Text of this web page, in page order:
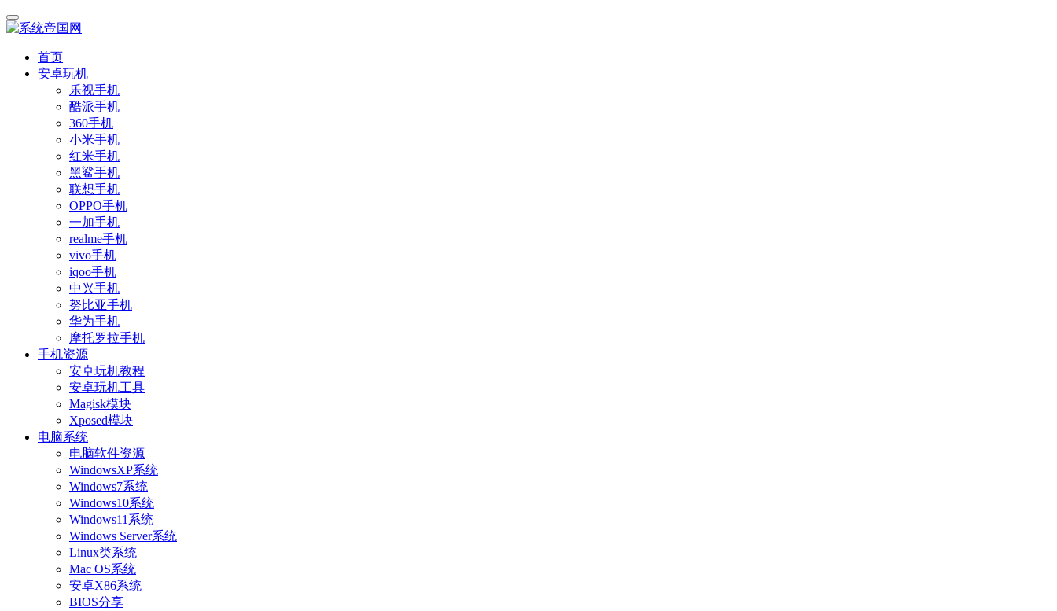
首页
安卓玩机
乐视手机
酷派手机
360手机
小米手机
红米手机
黑鲨手机
联想手机
OPPO手机
一加手机
realme手机
vivo手机
iqoo手机
中兴手机
努比亚手机
华为手机
摩托罗拉手机
手机资源
安卓玩机教程
安卓玩机工具
Magisk模块
Xposed模块
电脑系统
电脑软件资源
WindowsXP系统
Windows7系统
Windows10系统
Windows11系统
Windows Server系统
Linux类系统
Mac OS系统
安卓X86系统
BIOS分享